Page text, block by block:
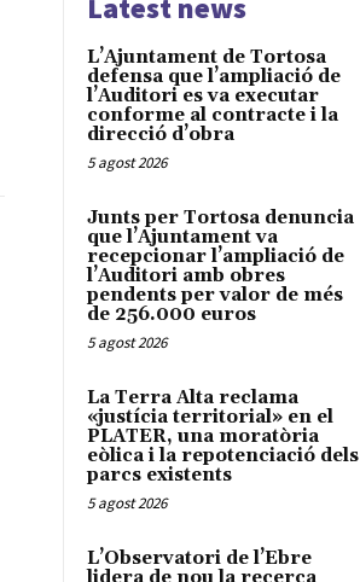
Latest news
L’Ajuntament de Tortosa
defensa que l’ampliació de
l’Auditori es va executar
conforme al contracte i la
direcció d’obra
5 agost 2026
Junts per Tortosa denuncia
que l’Ajuntament va
recepcionar l’ampliació de
l’Auditori amb obres
pendents per valor de més
de 256.000 euros
5 agost 2026
La Terra Alta reclama
«justícia territorial» en el
PLATER, una moratòria
eòlica i la repotenciació dels
parcs existents
5 agost 2026
L’Observatori de l’Ebre